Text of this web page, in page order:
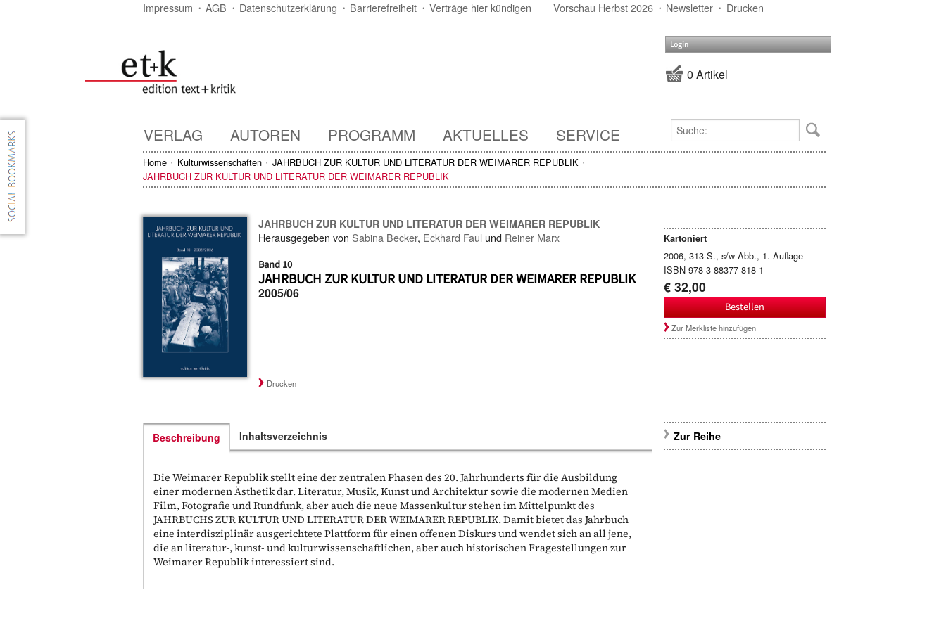
Impressum AGB Datenschutzerklärung Barrierefreiheit Verträge hier kündigen Vorschau Herbst 2026 Newsletter Drucken
Login
0 Artikel
VERLAG AUTOREN PROGRAMM AKTUELLES SERVICE
Home Kulturwissenschaften
JAHRBUCH ZUR KULTUR UND LITERATUR DER WEIMARER REPUBLIK
JAHRBUCH ZUR KULTUR UND LITERATUR DER WEIMARER REPUBLIK
JAHRBUCH ZUR KULTUR UND LITERATUR DER WEIMARER REPUBLIK
Herausgegeben vonSabina Becker, Eckhard Faul und Reiner Marx
Band 10
JAHRBUCH ZUR KULTUR UND LITERATUR DER WEIMARER REPUBLIK
2005/06
Kartoniert
2006, 313 S., s/w Abb., 1. Auflage
ISBN 978-3-88377-818-1
€ 32,00
Bestellen
Zur Merkliste hinzufügen
Drucken
Beschreibung
Die Weimarer Republik stellt eine der zentralen Phasen des 20. Jahrhunderts für die Ausbildung
einer modernen Ästhetik dar. Literatur, Musik, Kunst und Architektur sowie die modernen Medien
Film, Fotografie und Rundfunk, aber auch die neue Massenkultur stehen im Mittelpunkt des
JAHRBUCHS ZUR KULTUR UND LITERATUR DER WEIMARER REPUBLIK. Damit bietet das Jahrbuch
eine interdisziplinär ausgerichtete Plattform für einen offenen Diskurs und wendet sich an all jene,
die an literatur-, kunst- und kulturwissenschaftlichen, aber auch historischen Fragestellungen zur
Weimarer Republik interessiert sind.
Inhaltsverzeichnis Zur Reihe